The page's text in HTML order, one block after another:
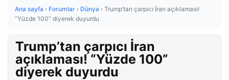
Ana sayfa › Forumlar › Dünya › Trump’tan çarpıcı İran açıklaması!
“Yüzde 100” diyerek duyurdu
Trump’tan çarpıcı İran
açıklaması! “Yüzde 100”
diyerek duyurdu